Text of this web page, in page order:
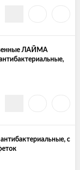
ЛАЙМА
с